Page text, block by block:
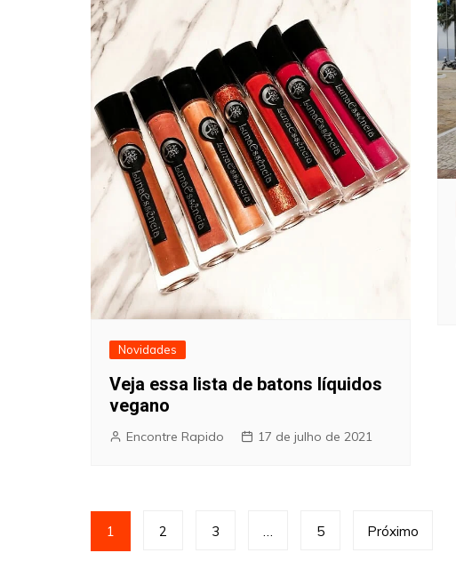
Novidades
Veja essa lista de batons líquidos
vegano
Encontre Rapido 17 de julho de 2021
Paginação
de
1 2 3 … 5 Próximo